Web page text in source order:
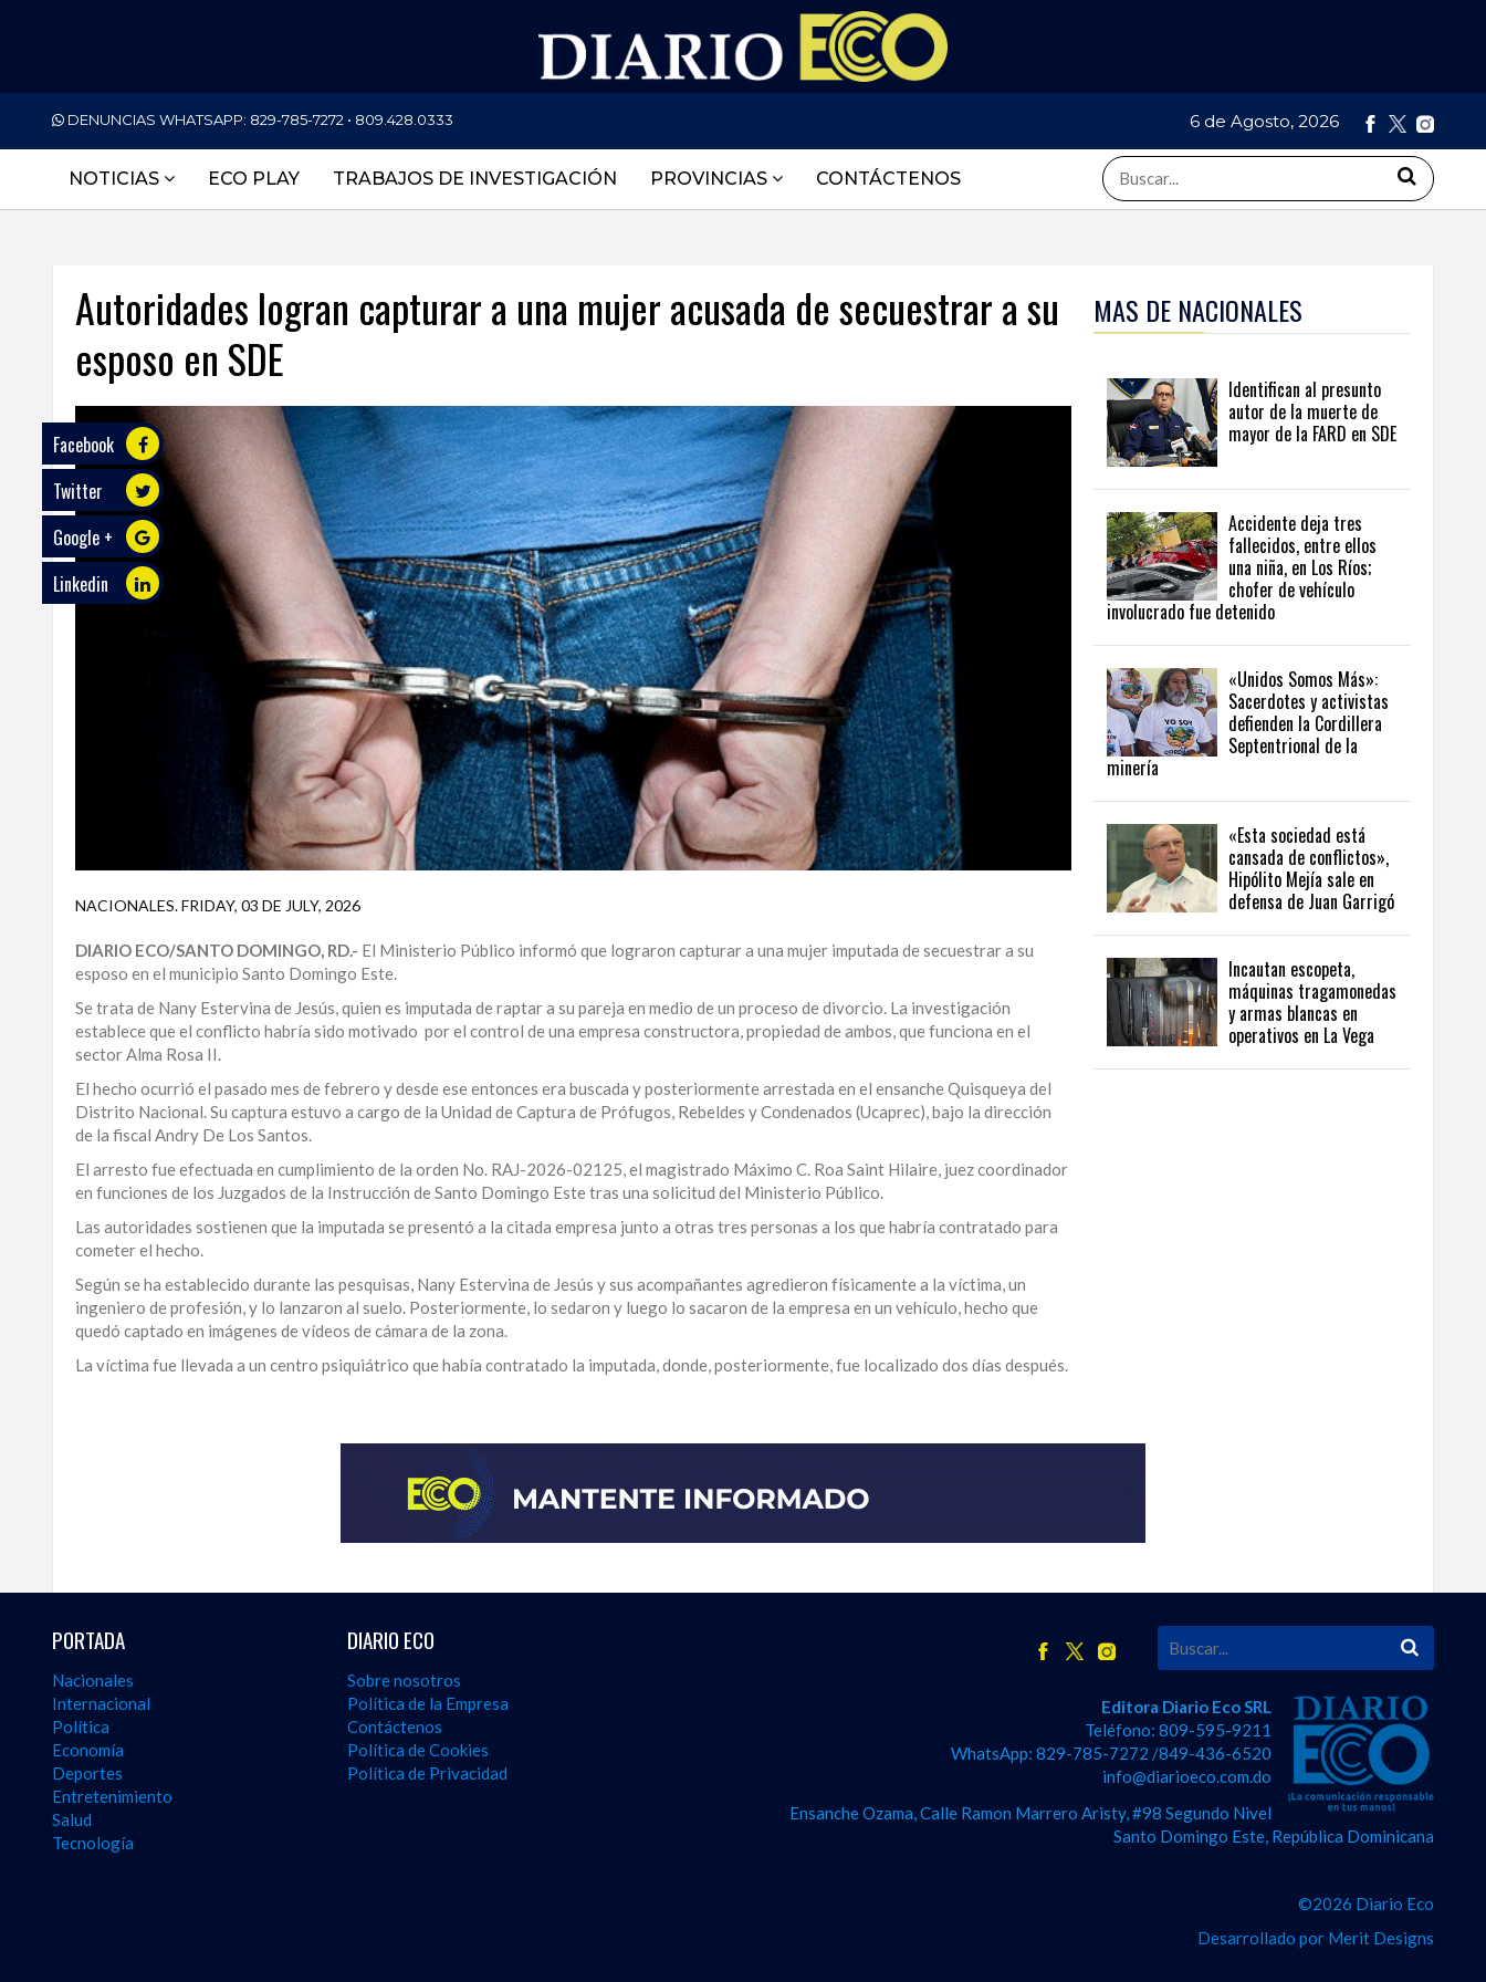
DENUNCIAS WHATSAPP: 829-785-7272 • 809.428.0333 6 de Agosto, 2026
NOTICIAS ECO PLAY TRABAJOS DE INVESTIGACIÓN PROVINCIAS CONTÁCTENOS
NACIONALES
ECONOMÍA
SALUD
TECNOLOGÍA
ECO
PLAY
TRABAJOS
SANTIAGO
JUAN
ALTAGRACIA
PUERTO
PLATA
CONTÁCTENOS
Autoridades logran capturar a una mujer acusada de secuestrar a su
esposo en SDE
Facebook
Twitter
Google +
Linkedin
NACIONALES.FRIDAY, 03 DE JULY, 2026
DIARIO ECO/SANTO DOMINGO, RD.- El Ministerio Público informó que lograron capturar a una mujer imputada de secuestrar a su
esposo en el municipio Santo Domingo Este.
Se trata de Nany Estervina de Jesús, quien es imputada de raptar a su pareja en medio de un proceso de divorcio. La investigación
establece que el conflicto habría sido motivado por el control de una empresa constructora, propiedad de ambos, que funciona en el
sector Alma Rosa II.
El hecho ocurrió el pasado mes de febrero y desde ese entonces era buscada y posteriormente arrestada en el ensanche Quisqueya del
Distrito Nacional. Su captura estuvo a cargo de la Unidad de Captura de Prófugos, Rebeldes y Condenados (Ucaprec), bajo la dirección
de la fiscal Andry De Los Santos.
El arresto fue efectuada en cumplimiento de la orden No. RAJ-2026-02125, el magistrado Máximo C. Roa Saint Hilaire, juez coordinador
en funciones de los Juzgados de la Instrucción de Santo Domingo Este tras una solicitud del Ministerio Público.
Las autoridades sostienen que la imputada se presentó a la citada empresa junto a otras tres personas a los que habría contratado para
cometer el hecho.
Según se ha establecido durante las pesquisas, Nany Estervina de Jesús y sus acompañantes agredieron físicamente a la víctima, un
ingeniero de profesión, y lo lanzaron al suelo. Posteriormente, lo sedaron y luego lo sacaron de la empresa en un vehículo, hecho que
quedó captado en imágenes de vídeos de cámara de la zona.
La víctima fue llevada a un centro psiquiátrico que había contratado la imputada, donde, posteriormente, fue localizado dos días después.
desde
una
perspectiva
internacional,
visite
the
latest
news
from
the
MAS DE NACIONALES
Identifican al presunto
autor de la muerte de
mayor de la FARD en SDE
Accidente deja tres
fallecidos, entre ellos
una niña, en Los Ríos;
chofer de vehículo
involucrado fue detenido
«Unidos Somos Más»:
Sacerdotes y activistas
defienden la Cordillera
Septentrional de la
minería
«Esta sociedad está
cansada de conflictos»,
Hipólito Mejía sale en
defensa de Juan Garrigó
Incautan escopeta,
máquinas tragamonedas
y armas blancas en
operativos en La Vega
PORTADA
Nacionales
Internacional
Política
Economía
Deportes
Entretenimiento
Salud
Tecnología
DIARIO ECO
Sobre nosotros
Política de la Empresa
Contáctenos
Política de Cookies
Política de Privacidad
Editora Diario Eco SRL
Teléfono: 809-595-9211
WhatsApp: 829-785-7272 /849-436-6520
info@diarioeco.com.do
Ensanche Ozama, Calle Ramon Marrero Aristy, #98 Segundo Nivel
Santo Domingo Este, República Dominicana
©2026 Diario Eco
Desarrollado por Merit Designs